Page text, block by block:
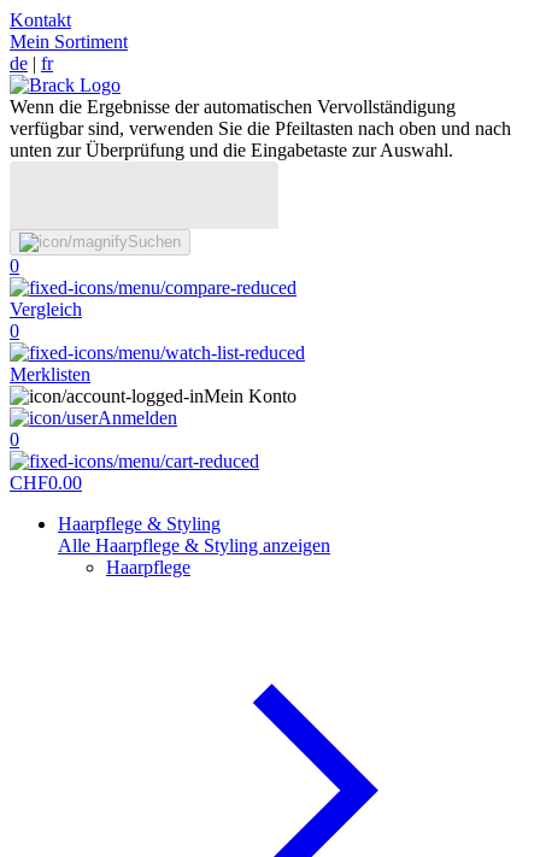
Kontakt
Mein Sortiment
de | fr
Wenn die Ergebnisse der automatischen Vervollständigung
verfügbar sind, verwenden Sie die Pfeiltasten nach oben und nach
unten zur Überprüfung und die Eingabetaste zur Auswahl.
Suchen
0
Vergleich
0
Merklisten
Mein Konto
Anmelden
0
CHF0.00
Haarpflege & Styling
Alle Haarpflege & Styling anzeigen
Haarpflege